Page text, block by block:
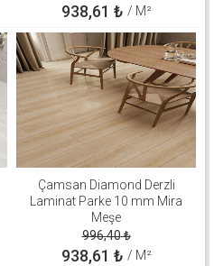
938,61 ₺ / M²
Çamsan Diamond Derzli
Laminat Parke 10 mm Mira
Meşe
996,40₺
938,61 ₺ / M²